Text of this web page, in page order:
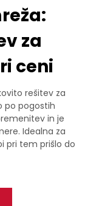
za
ceni
rešitev za
po pogostih
in je
Idealna za
pri tem prišlo do